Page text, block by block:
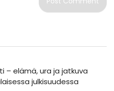
– elämä, ura ja jatkuva
julkisuudessa